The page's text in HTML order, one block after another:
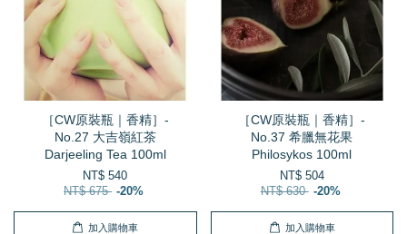
［CW原裝瓶｜香精］-
No.27 大吉嶺紅茶
Darjeeling Tea 100ml
NT$ 540
NT$ 675 -20%
加入購物車
［CW原裝瓶｜香精］-
No.37 希臘無花果
Philosykos 100ml
NT$ 504
NT$ 630 -20%
加入購物車